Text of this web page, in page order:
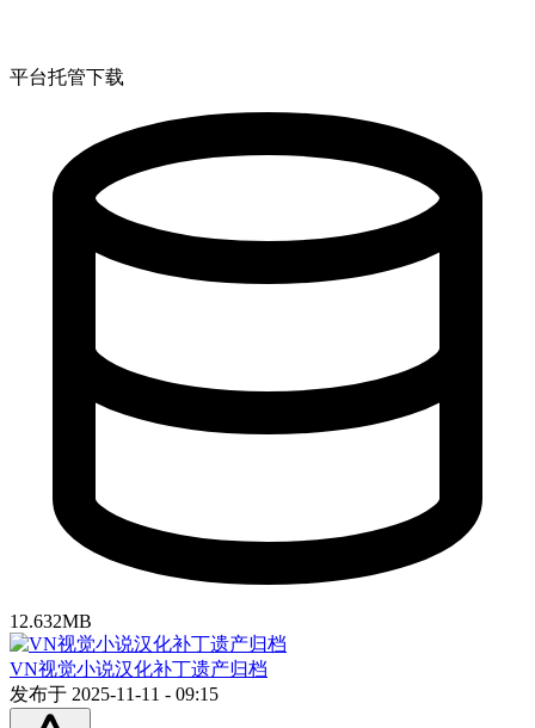
平台托管下载
12.632MB
VN视觉小说汉化补丁遗产归档
发布于 2025-11-11 - 09:15